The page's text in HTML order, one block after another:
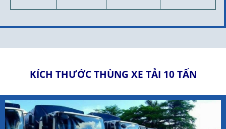
KÍCH THƯỚC THÙNG XE TẢI 10 TẤN